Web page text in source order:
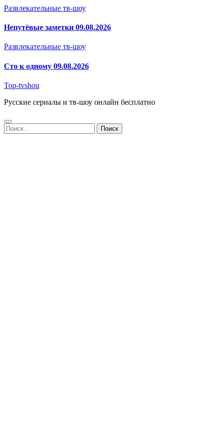
Развлекательные тв-шоу
Непутёвые заметки 09.08.2026
Развлекательные тв-шоу
Сто к одному 09.08.2026
Top-tvshou
Русские сериалы и тв-шоу онлайн бесплатно
Найти: